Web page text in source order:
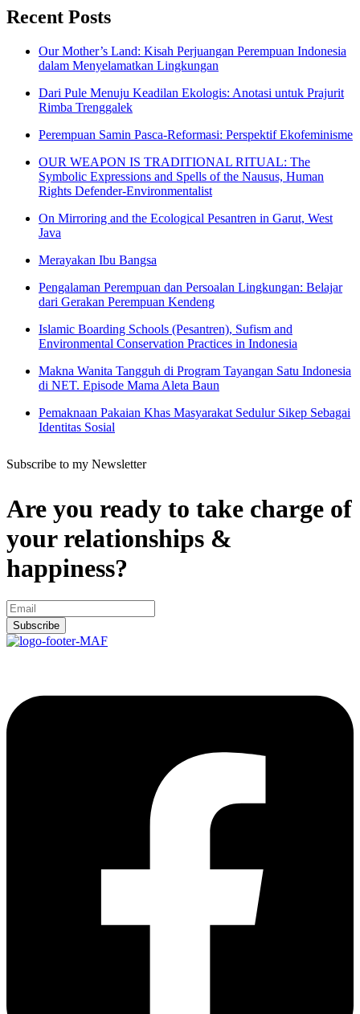
Recent Posts
Our Mother’s Land: Kisah Perjuangan Perempuan Indonesia
dalam Menyelamatkan Lingkungan
Dari Pule Menuju Keadilan Ekologis: Anotasi untuk Prajurit
Rimba Trenggalek
Perempuan Samin Pasca-Reformasi: Perspektif Ekofeminisme
OUR WEAPON IS TRADITIONAL RITUAL: The
Symbolic Expressions and Spells of the Nausus, Human
Rights Defender-Environmentalist
On Mirroring and the Ecological Pesantren in Garut, West
Java
Merayakan Ibu Bangsa
Pengalaman Perempuan dan Persoalan Lingkungan: Belajar
dari Gerakan Perempuan Kendeng
Islamic Boarding Schools (Pesantren), Sufism and
Environmental Conservation Practices in Indonesia
Makna Wanita Tangguh di Program Tayangan Satu Indonesia
di NET. Episode Mama Aleta Baun
Pemaknaan Pakaian Khas Masyarakat Sedulur Sikep Sebagai
Identitas Sosial
Subscribe to my Newsletter
Are you ready to take charge of
your relationships &
happiness?
Subscribe